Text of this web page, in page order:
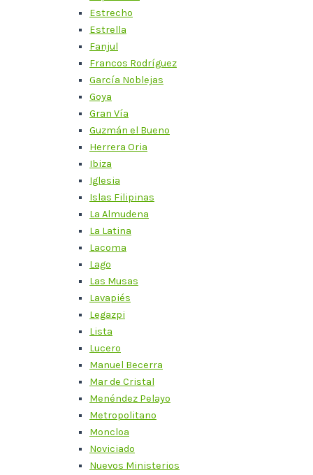
Estrecho
Estrella
Fanjul
Francos Rodríguez
García Noblejas
Goya
Gran Vía
Guzmán el Bueno
Herrera Oria
Ibiza
Iglesia
Islas Filipinas
La Almudena
La Latina
Lacoma
Lago
Las Musas
Lavapiés
Legazpi
Lista
Lucero
Manuel Becerra
Mar de Cristal
Menéndez Pelayo
Metropolitano
Moncloa
Noviciado
Nuevos Ministerios